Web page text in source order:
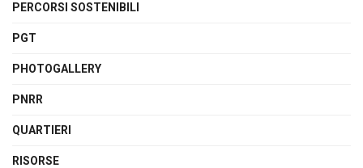
PERCORSI SOSTENIBILI
PGT
PHOTOGALLERY
PNRR
QUARTIERI
RISORSE